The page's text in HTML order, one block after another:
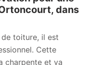
dans
toiture, il est
Cette
charpente et va